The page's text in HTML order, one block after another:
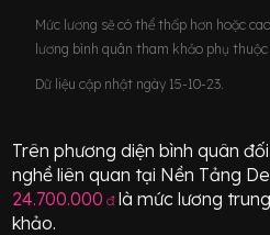
Mức lương sẽ có thể thấp hơn hoặc
lương bình quân tham khảo phụ thuộc
Dữ liệu cập nhật ngày 15-10-23.
Trên phương diện bình quân
nghề liên quan tại Nền Tảng
24.700.000 đlà mức lương
khảo.